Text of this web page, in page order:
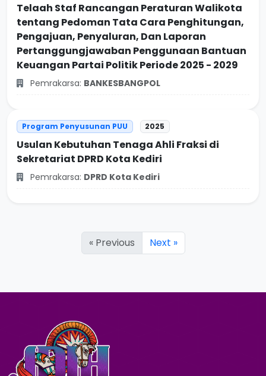
Telaah Staf Rancangan Peraturan Walikota
tentang Pedoman Tata Cara Penghitungan,
Pengajuan, Penyaluran, Dan Laporan
Pertanggungjawaban Penggunaan Bantuan
Keuangan Partai Politik Periode 2025 - 2029
Pemrakarsa: BANKESBANGPOL
Program Penyusunan PUU 2025
Usulan Kebutuhan Tenaga Ahli Fraksi di
Sekretariat DPRD Kota Kediri
Pemrakarsa: DPRD Kota Kediri
« Previous Next »